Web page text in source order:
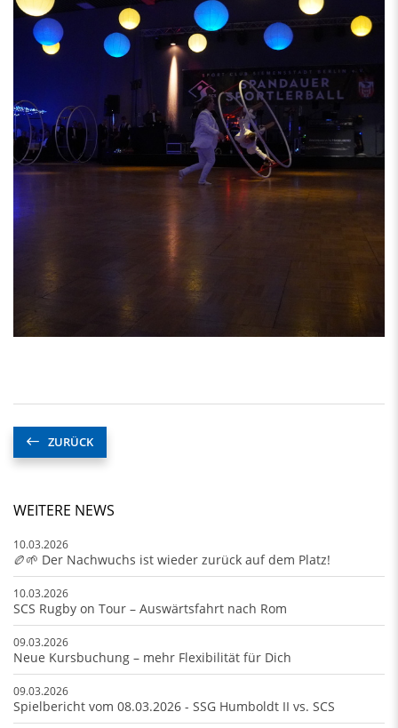
ZURÜCK
WEITERE NEWS
10.03.2026
🏉🌱 Der Nachwuchs ist wieder zurück auf dem Platz!
10.03.2026
SCS Rugby on Tour – Auswärtsfahrt nach Rom
09.03.2026
Neue Kursbuchung – mehr Flexibilität für Dich
09.03.2026
Spielbericht vom 08.03.2026 - SSG Humboldt II vs. SCS